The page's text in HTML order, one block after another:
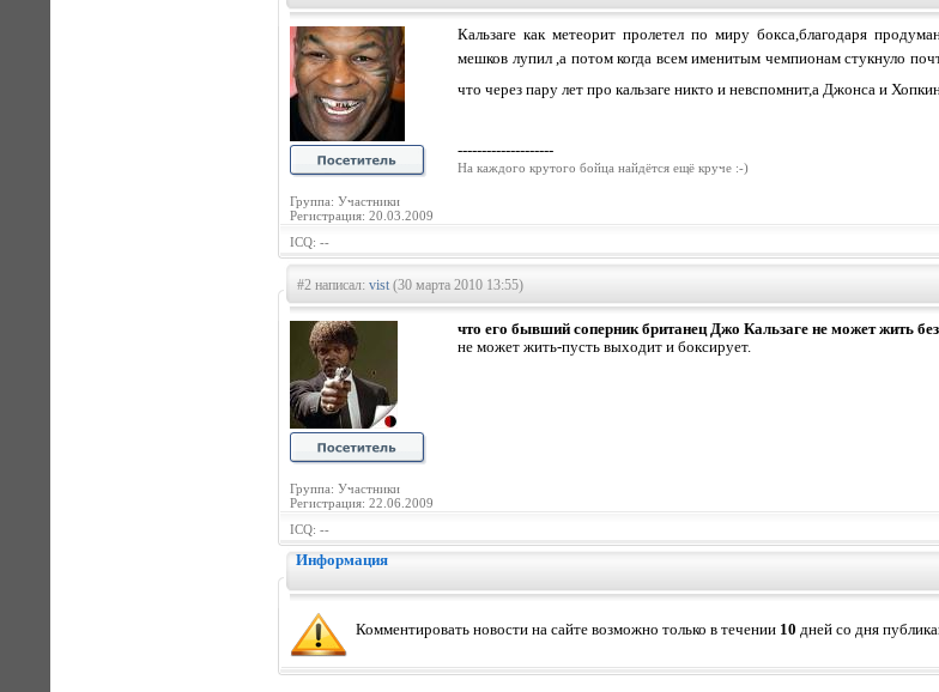
Группа: Участники
Регистрация: 20.03.2009
Кальзаге как метеорит пролетел по миру бокса,благодаря
мешков лупил ,а потом когда всем именитым чемпионам стукнуло
что через пару лет про кальзаге никто и невспомнит,а Джонса и
--------------------
На каждого крутого бойца найдётся ещё круче :-)
ICQ: --
#2 написал: vist(30 марта 2010 13:55)
Группа: Участники
Регистрация: 22.06.2009
что его бывший соперник британец Джо Кальзаге не может жить
не может жить-пусть выходит и боксирует.
ICQ: --
Информация
Комментировать новости на сайте возможно только в течении 10 дней со дня